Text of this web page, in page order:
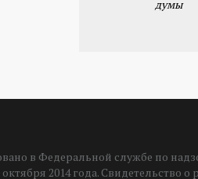
думы
в Федеральной службе по
2014 года. Свидетельство